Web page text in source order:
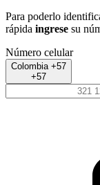
Para poderlo
rápida ingrese su
Número celular
Colombia +57
+57